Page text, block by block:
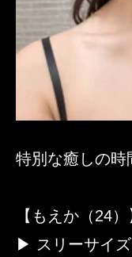
特別な癒しの時
【もえか（24）
▶ スリーサイ